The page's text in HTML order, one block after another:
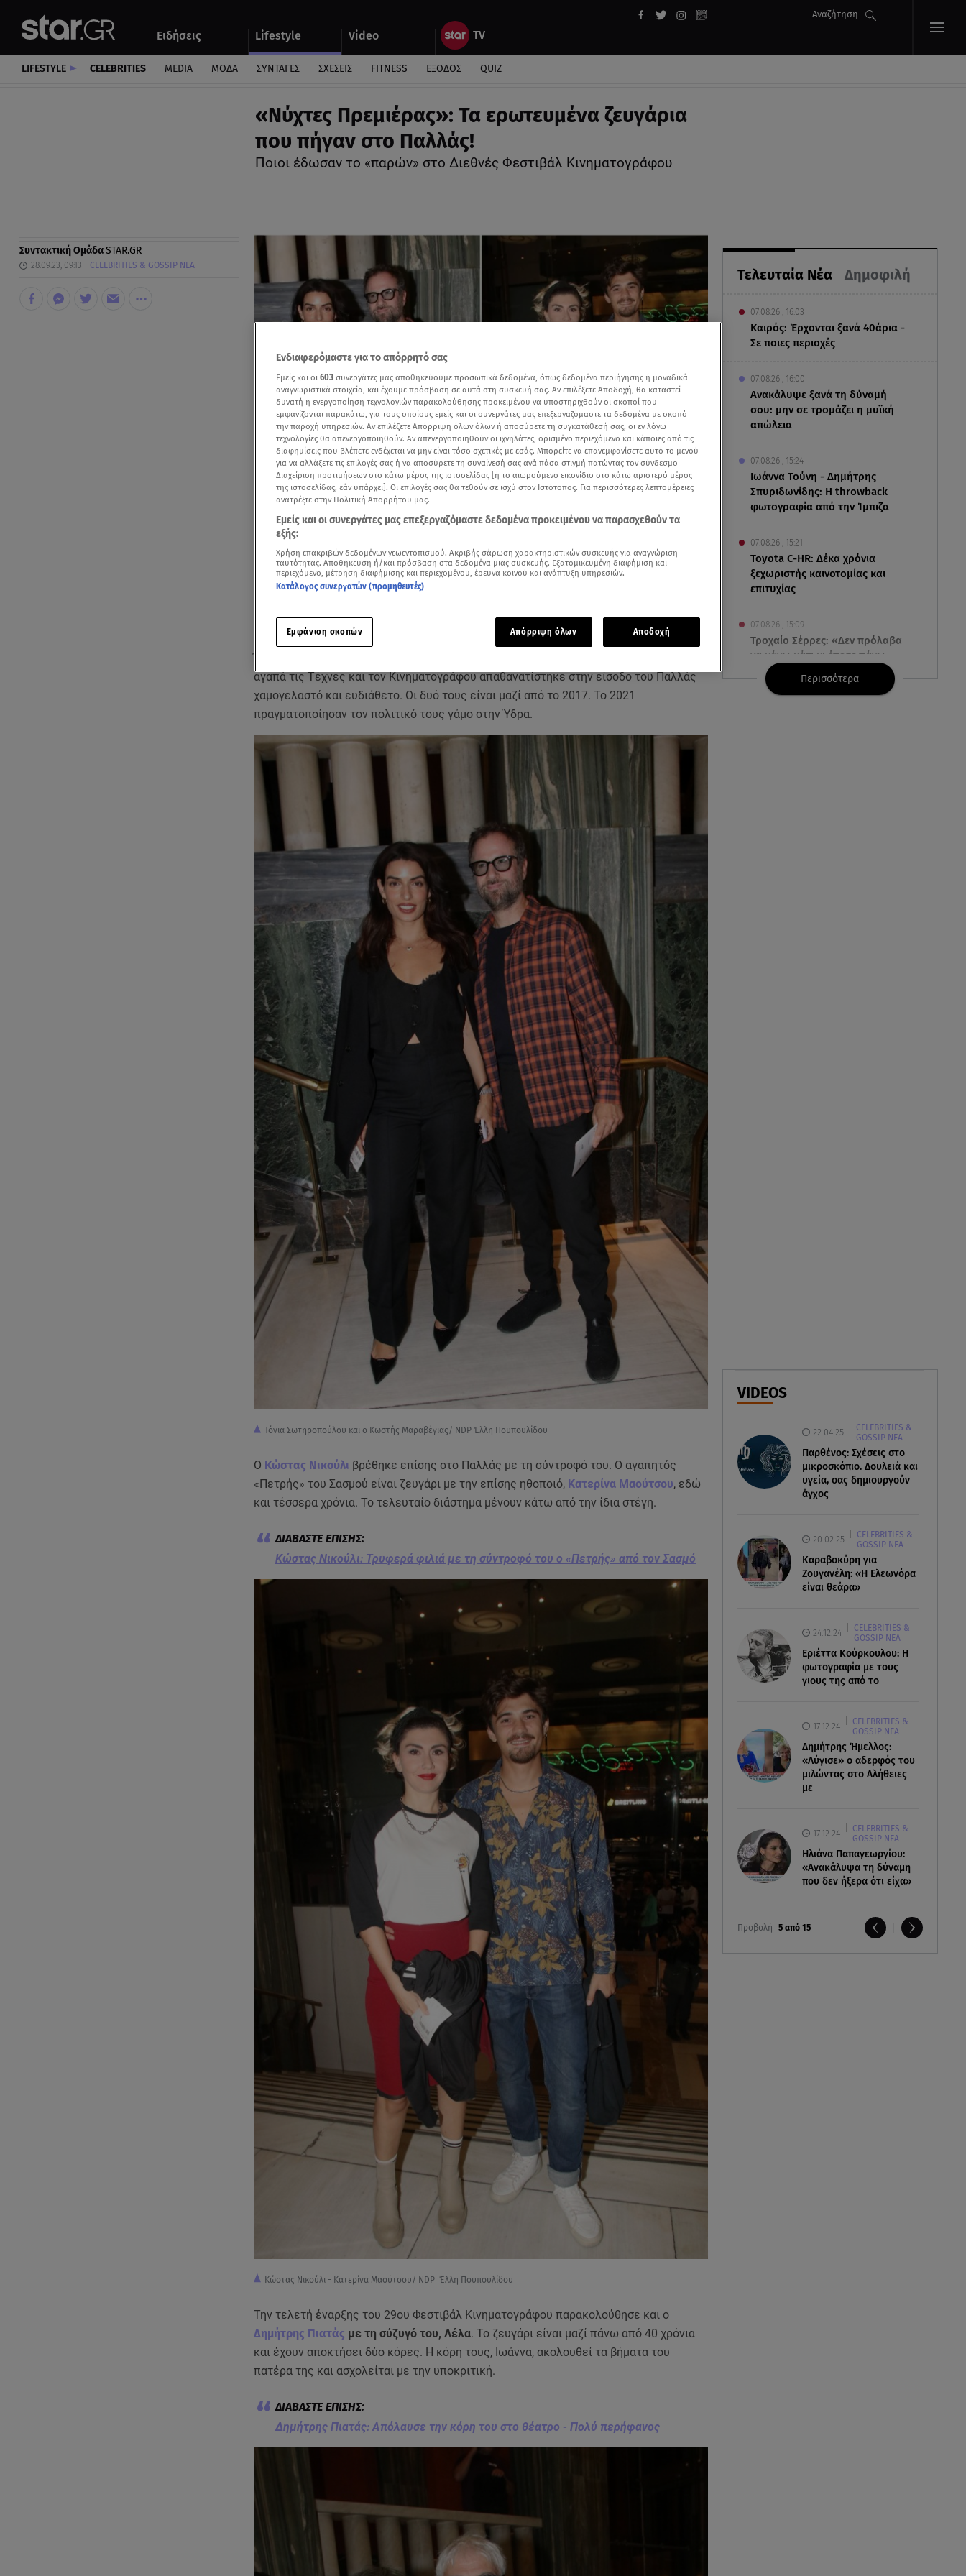
Ειδήσεις Lifestyle Video
Αναζήτηση
Αυτοκίνητο
LIFESTYLE CELEBRITIES MEDIA ΜΟΔΑ ΣΥΝΤΑΓΕΣ ΣΧΕΣΕΙΣ FITNESS ΕΞΟΔΟΣ QUIZ
«Νύχτες Πρεμιέρας»: Τα ερωτευμένα ζευγάρια
που πήγαν στο Παλλάς!
Ποιοι έδωσαν το «παρών» στο Διεθνές Φεστιβάλ Κινηματογράφου
Τελευταία Νέα Δημοφιλή
07.08.26 , 16:03
Καιρός: Έρχονται ξανά 40άρια -
Σε ποιες περιοχές
07.08.26 , 16:00
Ανακάλυψε ξανά τη δύναμή
σου: μην σε τρομάζει η μυϊκή
απώλεια
07.08.26 , 15:24
Ιωάννα Τούνη - Δημήτρης
Σπυριδωνίδης: Η throwback
φωτογραφία από την Ίμπιζα
07.08.26 , 15:21
Toyota C-HR: Δέκα χρόνια
ξεχωριστής καινοτομίας και
επιτυχίας
07.08.26 , 15:09
Τροχαίο Σέρρες: «Δεν πρόλαβα
να κάνω κάτι κι έπεσε πάνω
μου»
Τουρισμός για όλους:
Συνεχίζονται οι αιτήσεις – Ποιοι
κάνουν σήμερα
Περισσότερα
VIDEOS
22.04.25
CELEBRITIES &
GOSSIP ΝΕΑ
Παρθένος: Σχέσεις στο
μικροσκόπιο. Δουλειά και
υγεία, σας δημιουργούν
άγχος
20.02.25
CELEBRITIES &
GOSSIP ΝΕΑ
Καραβοκύρη για
Ζουγανέλη: «Η Ελεωνόρα
είναι θεάρα»
24.12.24
CELEBRITIES &
GOSSIP ΝΕΑ
Εριέττα Κούρκουλου: Η
φωτογραφία με τους
γιους της από το
17.12.24
CELEBRITIES &
GOSSIP ΝΕΑ
Δημήτρης Ήμελλος:
«Λύγισε» ο αδερφός του
μιλώντας στο Αλήθειες
με
17.12.24
CELEBRITIES &
GOSSIP ΝΕΑ
Ηλιάνα Παπαγεωργίου:
«Ανακάλυψα τη δύναμη
που δεν ήξερα ότι είχα»
Προβολή 5 από 15
Συντακτική ΟμάδαSTAR.GR
28.09.23, 09:13 CELEBRITIES & GOSSIP ΝΕΑ
Δείτε περισσότερα άρθρα μας στην αναζήτηση σας
Πρόσθηκη star.gr στις επιλογές σας
Add star.gr on Google
Το 29ο Διεθνές Φεστιβάλ Κινηματογράφου ξεκίνησε χθες και διάσημα ζευγάρια
έδωσαν το «παρών» στο θέατρο Παλλάς για τις «Νύχτες Πρεμιέρας».
Ένα από αυτά ήταν η
αγαπά τις Τέχνες και τον Κινηματογράφου απαθανατίστηκε στην είσοδο του Παλλάς
χαμογελαστό και ευδιάθετο. Οι δυό τους είναι μαζί από το 2017. Το 2021
πραγματοποίησαν τον πολιτικό τους γάμο στην Ύδρα.
Τόνια Σωτηροπούλου και ο Κωστής Μαραβέγιας/ NDP Έλλη Πουπουλίδου
O Kώστας Νικούλι βρέθηκε επίσης στο Παλλάς με τη σύντροφό του. Ο αγαπητός
«Πετρής» του Σασμού είναι ζευγάρι με την επίσης ηθοποιό, Κατερίνα Μαούτσου, εδώ
και τέσσερα χρόνια. Το τελευταίο διάστημα μένουν κάτω από την ίδια στέγη.
Κώστας Νικούλι: Τρυφερά φιλιά με τη σύντροφό του ο «Πετρής» από τον Σασμό
Κώστας Νικούλι - Κατερίνα Μαούτσου/ NDP Έλλη Πουπουλίδου
Την τελετή έναρξης του 29ου Φεστιβάλ Κινηματογράφου παρακολούθησε και ο
Δημήτρης Πιατάς με τη σύζυγό του, Λέλα. Το ζευγάρι είναι μαζί πάνω από 40 χρόνια
και έχουν αποκτήσει δύο κόρες. Η κόρη τους, Ιωάννα, ακολουθεί τα βήματα του
πατέρα της και ασχολείται με την υποκριτική.
Δημήτρης Πιατάς: Απόλαυσε την κόρη του στο θέατρο - Πολύ περήφανος
Ενδιαφερόμαστε για το απόρρητό σας
Εμείς και οι 603 συνεργάτες μας αποθηκεύουμε προσωπικά δεδομένα, όπως δεδομένα περιήγησης ή μοναδικά
αναγνωριστικά στοιχεία, και έχουμε πρόσβαση σε αυτά στη συσκευή σας. Αν επιλέξετε Αποδοχή, θα καταστεί
δυνατή η ενεργοποίηση τεχνολογιών παρακολούθησης προκειμένου να υποστηριχθούν οι σκοποί που
εμφανίζονται παρακάτω, για τους οποίους εμείς και οι συνεργάτες μας επεξεργαζόμαστε τα δεδομένα με σκοπό
την παροχή υπηρεσιών. Αν επιλέξετε Απόρριψη όλων όλων ή αποσύρετε τη συγκατάθεσή σας, οι εν λόγω
τεχνολογίες θα απενεργοποιηθούν. Αν απενεργοποιηθούν οι ιχνηλάτες, ορισμένο περιεχόμενο και κάποιες από τις
διαφημίσεις που βλέπετε ενδέχεται να μην είναι τόσο σχετικές με εσάς. Μπορείτε να επανεμφανίσετε αυτό το μενού
για να αλλάξετε τις επιλογές σας ή να αποσύρετε τη συναίνεσή σας ανά πάσα στιγμή πατώντας τον σύνδεσμο
Διαχείριση προτιμήσεων στο κάτω μέρος της ιστοσελίδας [ή το αιωρούμενο εικονίδιο στο κάτω αριστερό μέρος
της ιστοσελίδας, εάν υπάρχει]. Οι επιλογές σας θα τεθούν σε ισχύ στον Ιστότοπος. Για περισσότερες λεπτομέρειες
ανατρέξτε στην Πολιτική Απορρήτου μας.
Εμείς και οι συνεργάτες μας επεξεργαζόμαστε δεδομένα προκειμένου να παρασχεθούν τα
εξής:
Χρήση επακριβών δεδομένων γεωεντοπισμού. Ακριβής σάρωση χαρακτηριστικών συσκευής για αναγνώριση
ταυτότητας. Αποθήκευση ή/και πρόσβαση στα δεδομένα μιας συσκευής. Εξατομικευμένη διαφήμιση και
περιεχόμενο, μέτρηση διαφήμισης και περιεχομένου, έρευνα κοινού και ανάπτυξη υπηρεσιών.
Κατάλογος συνεργατών (προμηθευτές)
Εμφάνιση σκοπών Απόρριψη όλων Αποδοχή